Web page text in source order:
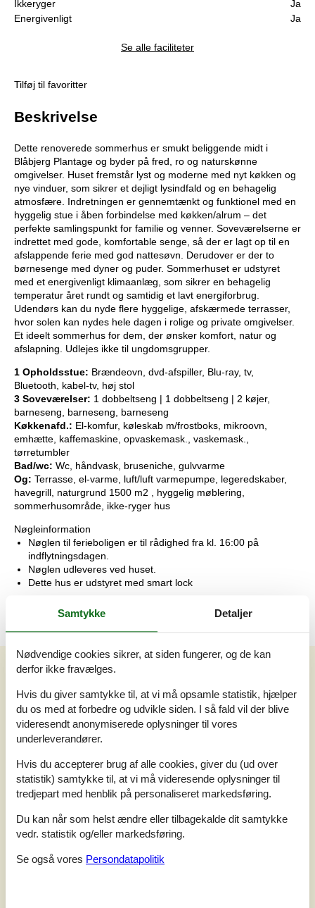
Ikkeryger
Ja
Energivenligt
Ja
Se alle faciliteter
Tilføj til favoritter
Beskrivelse
Dette renoverede sommerhus er smukt beliggende midt i
Blåbjerg Plantage og byder på fred, ro og naturskønne
omgivelser. Huset fremstår lyst og moderne med nyt køkken og
nye vinduer, som sikrer et dejligt lysindfald og en behagelig
atmosfære. Indretningen er gennemtænkt og funktionel med en
hyggelig stue i åben forbindelse med køkken/alrum – det
perfekte samlingspunkt for familie og venner. Soveværelserne er
indrettet med gode, komfortable senge, så der er lagt op til en
afslappende ferie med god nattesøvn. Derudover er der to
børnesenge med dyner og puder. Sommerhuset er udstyret
med et energivenligt klimaanlæg, som sikrer en behagelig
temperatur året rundt og samtidig et lavt energiforbrug.
Udendørs kan du nyde flere hyggelige, afskærmede terrasser,
hvor solen kan nydes hele dagen i rolige og private omgivelser.
Et ideelt sommerhus for dem, der ønsker komfort, natur og
afslapning. Udlejes ikke til ungdomsgrupper.
1 Opholdsstue: Brændeovn, dvd-afspiller, Blu-ray, tv,
Bluetooth, kabel-tv, høj stol
3 Soveværelser: 1 dobbeltseng | 1 dobbeltseng | 2 køjer,
barneseng, barneseng, barneseng
Køkkenafd.: El-komfur, køleskab m/frostboks, mikroovn,
emhætte, kaffemaskine, opvaskemask., vaskemask.,
tørretumbler
Bad/wc: Wc, håndvask, bruseniche, gulvvarme
Og: Terrasse, el-varme, luft/luft varmepumpe, legeredskaber,
havegrill, naturgrund 1500 m2 , hyggelig møblering,
sommerhusområde, ikke-ryger hus
Nøgleinformation
Nøglen til ferieboligen er til rådighed fra kl. 16:00 på
indflytningsdagen.
Nøglen udleveres ved huset.
Dette hus er udstyret med smart lock
Vores gæsteanmeldelser
Vores gæsteanmeldelser Eksterne anmeldelser
4,5 Baseret på2vurderinger
Sidste vurdering fra d. 10-12-2024
5
3
2
1
Kommentarer
Samtykke Detaljer
Nødvendige cookies sikrer, at siden fungerer, og de kan
derfor ikke fravælges.
Hvis du giver samtykke til, at vi må opsamle statistik, hjælper
du os med at forbedre og udvikle siden. I så fald vil der blive
videresendt anonymiserede oplysninger til vores
underleverandører.
Hvis du accepterer brug af alle cookies, giver du (ud over
statistik) samtykke til, at vi må videresende oplysninger til
tredjepart med henblik på personaliseret markedsføring.
Du kan når som helst ændre eller tilbagekalde dit samtykke
vedr. statistik og/eller markedsføring.
Se også vores Persondatapolitik